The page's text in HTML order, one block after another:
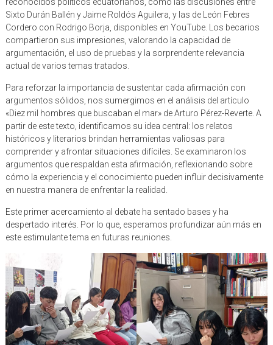
Sixto Durán Ballén y Jaime Roldós Aguilera, y las de León Febres
Cordero con Rodrigo Borja, disponibles en YouTube. Los becarios
compartieron sus impresiones, valorando la capacidad de
argumentación, el uso de pruebas y la sorprendente relevancia
actual de varios temas tratados.
Para reforzar la importancia de sustentar cada afirmación con
argumentos sólidos, nos sumergimos en el análisis del artículo
«Diez mil hombres que buscaban el mar» de Arturo Pérez-Reverte. A
partir de este texto, identificamos su idea central: los relatos
históricos y literarios brindan herramientas valiosas para
comprender y afrontar situaciones difíciles. Se examinaron los
argumentos que respaldan esta afirmación, reflexionando sobre
cómo la experiencia y el conocimiento pueden influir decisivamente
en nuestra manera de enfrentar la realidad.
Este primer acercamiento al debate ha sentado bases y ha
despertado interés. Por lo que, esperamos profundizar aún más en
este estimulante tema en futuras reuniones.